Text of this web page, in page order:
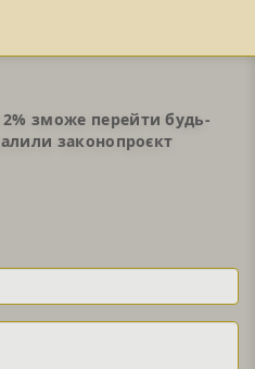
зможе перейти будь-
законопроєкт